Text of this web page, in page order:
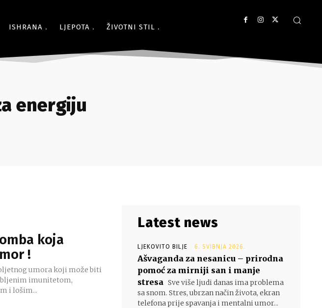
ISHRANA LJEPOTA ŽIVOTNI STIL
energiju
koja
!
umora koji može biti
imunitetom,
i lošim...
Latest news
LJEKOVITO BILJE 6. SVIBNJA 2026.
Ašvaganda za nesanicu – prirodna
pomoć za mirniji san i manje
stresa Sve više ljudi danas ima problema
sa snom. Stres, ubrzan način života, ekran
telefona prije spavanja i mentalni umor...